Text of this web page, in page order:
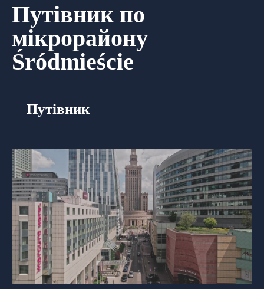
Путівник по
мікрорайону
Śródmieście
Путівник